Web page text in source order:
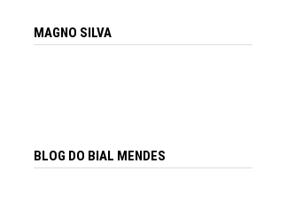
MAGNO SILVA
BLOG DO BIAL MENDES